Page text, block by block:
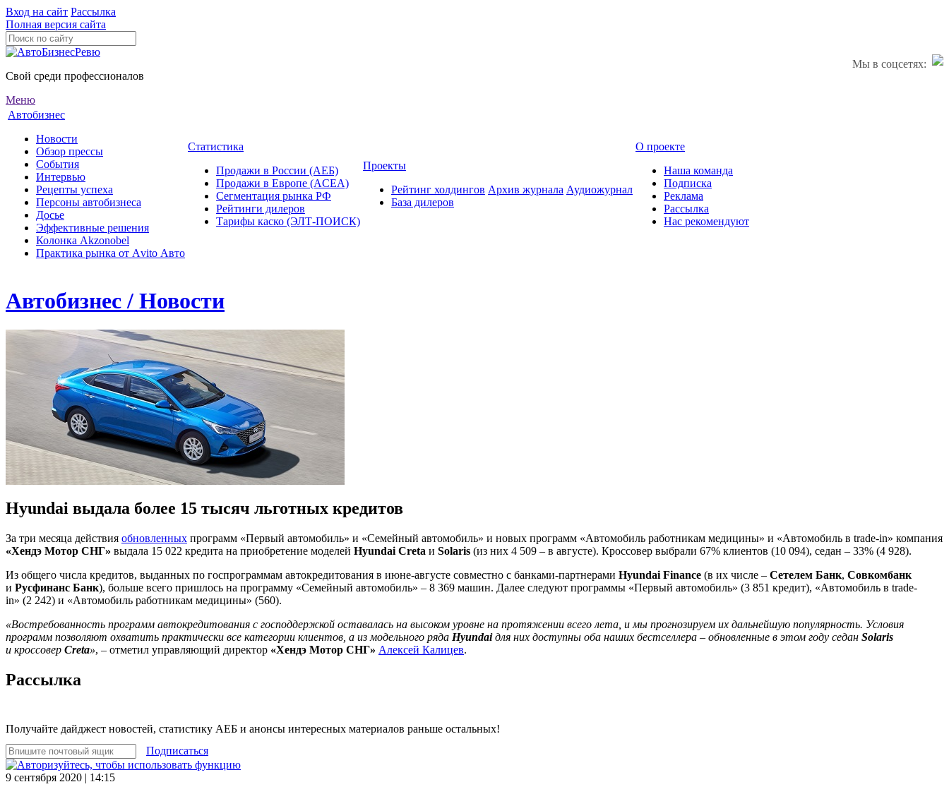
Вход на сайт Рассылка
Полная версия сайта
Мы в соцсетях:
Свой среди профессионалов
Меню
Автобизнес
Новости
Обзор прессы
События
Интервью
Рецепты успеха
Персоны автобизнеса
Досье
Эффективные решения
Колонка Akzonobel
Практика рынка от Аvito Авто
Статистика
Продажи в России (АЕБ)
Продажи в Европе (ACEA)
Сегментация рынка РФ
Рейтинги дилеров
Тарифы каско (ЭЛТ-ПОИСК)
Проекты
Рейтинг холдингов
База дилеров
Архив журнала Аудиожурнал
О проекте
Наша команда
Подписка
Реклама
Рассылка
Нас рекомендуют
Автобизнес / Новости
Hyundai выдала более 15 тысяч льготных кредитов
За три месяца действия обновленных программ «Первый автомобиль» и «Семейный автомобиль» и новых программ «Автомобиль работникам медицины» и «Автомобиль в trade-in» компания
«Хендэ Мотор СНГ» выдала 15 022 кредита на приобретение моделей Hyundai Creta и Solaris (из них 4 509 – в августе). Кроссовер выбрали 67% клиентов (10 094), седан – 33% (4 928).
Из общего числа кредитов, выданных по госпрограммам автокредитования в июне-августе совместно с банками-партнерами Hyundai Finance (в их числе – Сетелем Банк, Совкомбанк
и Русфинанс Банк), больше всего пришлось на программу «Семейный автомобиль» – 8 369 машин. Далее следуют программы «Первый автомобиль» (3 851 кредит), «Автомобиль в trade-
in» (2 242) и «Автомобиль работникам медицины» (560).
«Востребованность программ автокредитования с господдержкой оставалась на высоком уровне на протяжении всего лета, и мы прогнозируем их дальнейшую популярность. Условия
программ позволяют охватить практически все категории клиентов, а из модельного ряда Hyundaiдля них доступны оба наших бестселлера – обновленные в этом году седан Solaris
и кроссовер Creta», – отметил управляющий директор «Хендэ Мотор СНГ» Алексей Калицев.
Рассылка
Получайте дайджест новостей, статистику АЕБ и анонсы интересных материалов раньше остальных!
Подписаться
9 сентября 2020 | 14:15